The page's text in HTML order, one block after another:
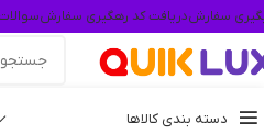
سفارشدریافت کد رهگیری سفارش
دسته بندی کالاها